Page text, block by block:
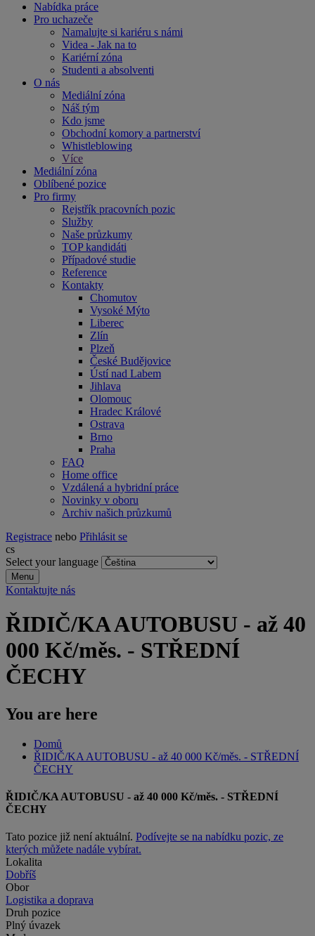
Nabídka práce
Pro uchazeče
Namalujte si kariéru s námi
Videa - Jak na to
Kariérní zóna
Studenti a absolventi
O nás
Mediální zóna
Náš tým
Kdo jsme
Obchodní komory a partnerství
Whistleblowing
Více
Mediální zóna
Oblíbené pozice
Pro firmy
Rejstřík pracovních pozic
Služby
Naše průzkumy
TOP kandidáti
Případové studie
Reference
Kontakty
Chomutov
Vysoké Mýto
Liberec
Zlín
Plzeň
České Budějovice
Ústí nad Labem
Jihlava
Olomouc
Hradec Králové
Ostrava
Brno
Praha
FAQ
Home office
Vzdálená a hybridní práce
Novinky v oboru
Archiv našich průzkumů
Registrace nebo Přihlásit se
cs
Select your language
Menu
Kontaktujte nás
ŘIDIČ/KA AUTOBUSU - až 40
000 Kč/měs. - STŘEDNÍ
ČECHY
You are here
Domů
ŘIDIČ/KA AUTOBUSU - až 40 000 Kč/měs. - STŘEDNÍ
ČECHY
ŘIDIČ/KA AUTOBUSU - až 40 000 Kč/měs. - STŘEDNÍ
ČECHY
Tato pozice již není aktuální. Podívejte se na nabídku pozic, ze
kterých můžete nadále vybírat.
Lokalita
Dobříš
Obor
Logistika a doprava
Druh pozice
Plný úvazek